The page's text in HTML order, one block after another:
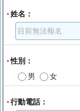
* 姓名：
*性別：
男
女
* 行動電話：